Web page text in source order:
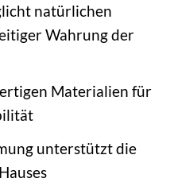
natürlichen
Wahrung der
Materialien für
unterstützt die